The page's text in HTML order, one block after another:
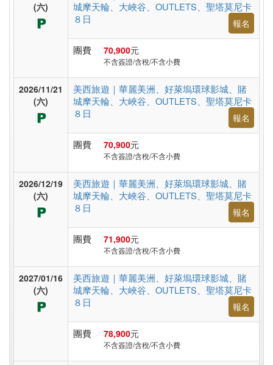
度
澳
亞
(六)
城摩天輪、大峽谷、OUTLETS、聖塔莫尼卡
８日
報名
團費 70,900元
不含簽證/含稅/不含小費
2026/11/21
(六)
美西旅遊｜華麗美洲、好萊塢環球影城、賭
城摩天輪、大峽谷、OUTLETS、聖塔莫尼卡
８日
報名
團費 70,900元
不含簽證/含稅/不含小費
2026/12/19
(六)
美西旅遊｜華麗美洲、好萊塢環球影城、賭
城摩天輪、大峽谷、OUTLETS、聖塔莫尼卡
８日
報名
團費 71,900元
不含簽證/含稅/不含小費
2027/01/16
(六)
美西旅遊｜華麗美洲、好萊塢環球影城、賭
城摩天輪、大峽谷、OUTLETS、聖塔莫尼卡
８日
報名
團費 78,900元
不含簽證/含稅/不含小費